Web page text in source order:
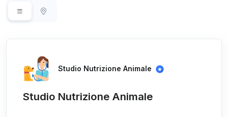
Studio Nutrizione Animale
Studio Nutrizione Animale